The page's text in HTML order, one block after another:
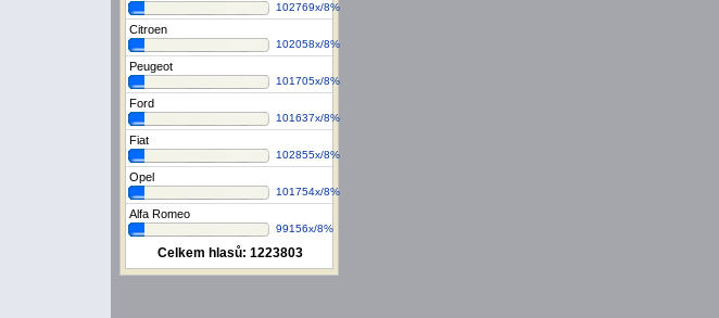
102769x/8%
Citroen
102058x/8%
Peugeot
101705x/8%
Ford
101637x/8%
Fiat
102855x/8%
Opel
101754x/8%
Alfa Romeo
99156x/8%
Celkem hlasů: 1223803